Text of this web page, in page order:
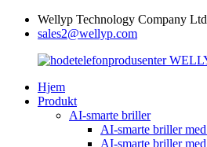
Wellyp Technology Company
sales2@wellyp.com
Hjem
Produkt
AI-smarte briller
AI-smarte briller
AI-smarte briller